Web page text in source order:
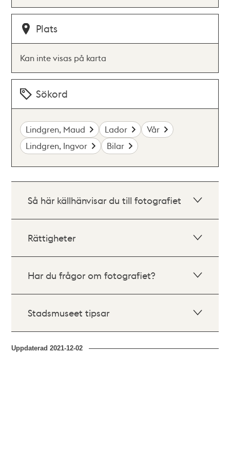
Plats
Kan inte visas på karta
Sökord
Lindgren, Maud Lador
Vår
Lindgren, Ingvor
Bilar
Så här källhänvisar du till fotografiet
Rättigheter
Har du frågor om fotografiet?
Stadsmuseet tipsar
Uppdaterad2021-12-02